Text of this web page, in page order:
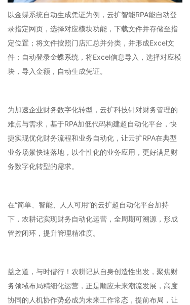
以金蝶系统自动生成凭证为例，云扩智能RPA能自动登
录指定网页，选择对应模块功能，下载文件并存储至指
定位置；将文件按照门店汇总并分类，并形成Excel文
件；自动登录金蝶系统，将Excel信息导入，选择对应模
块，导入金额，自动生成凭证。
为加速企业财务数字化转型，云扩科技针对财务管理的
难点与需求，基于RPA加低代码构建超自动化平台，快
捷实现优化财务流程和业务自动化，让云扩RPA在典型
业务场景快速落地，以个性化的业务应用，更好满足财
务数字化转型的需求。
在“简单、智能、人人可用”的云扩超自动化平台加持
下，农耕记实现财务自动化运营，全周期可溯源，形成
管控闭环，提升管理精准度。
益之道，与时偕行！农耕记从自身创造性出发，聚焦财
务领域布局精细化运营，正是顺应未来潮流发展，高度
协同的人机协作势必成为未来工作常态，提前布局，让